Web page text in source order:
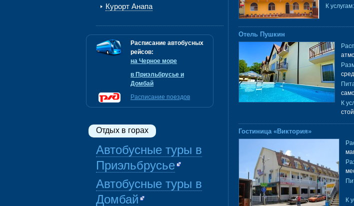
К услугам:
Отель Пушкин
К
Гостиница «Виктория»
К
Курорт Анапа
Расписание автобусных
рейсов:
на Черное море
в Приэльбрусье и
Домбай
Расписание поездов
Отдых в горах
Автобусные туры в
Приэльбрусье
Автобусные туры в
Домбай